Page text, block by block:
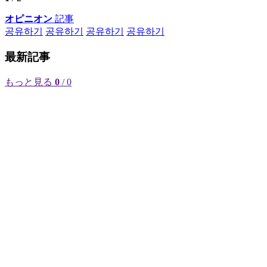
オピニオン 記事
공유하기
공유하기 공유하기 공유하기
最新記事
もっと見る 0 / 0